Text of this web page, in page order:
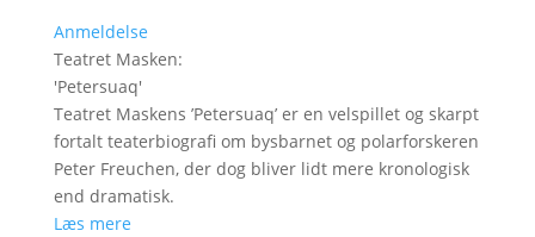
Anmeldelse
Teatret Masken:
'Petersuaq'
Teatret Maskens ’Petersuaq’ er en velspillet og skarpt
fortalt teaterbiografi om bysbarnet og polarforskeren
Peter Freuchen, der dog bliver lidt mere kronologisk
end dramatisk.
Læs mere